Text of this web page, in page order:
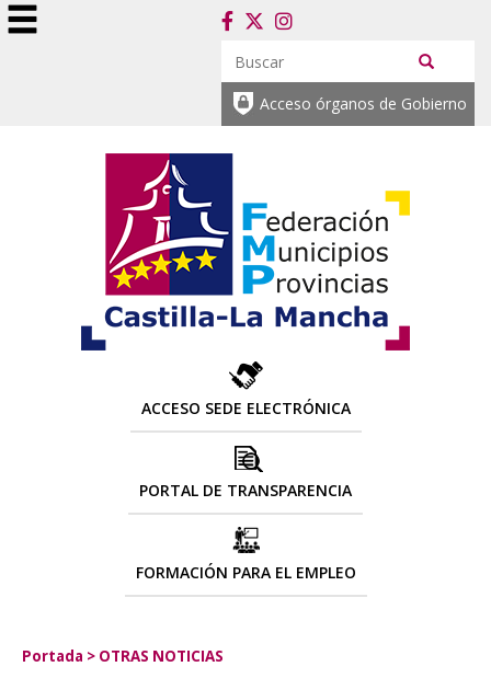
Acceso órganos de Gobierno
ACCESO SEDE ELECTRÓNICA
PORTAL DE TRANSPARENCIA
FORMACIÓN PARA EL EMPLEO
Portada > OTRAS NOTICIAS